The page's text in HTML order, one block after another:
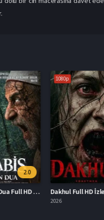
2.0
Habis: Son Dua Full HD İzle
1080p
Dakhul Full HD İzle